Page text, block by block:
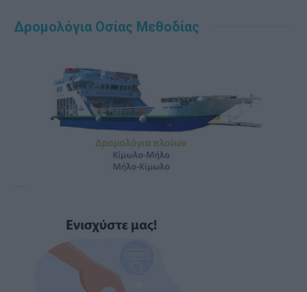
Δρομολόγια Οσίας Μεθοδίας